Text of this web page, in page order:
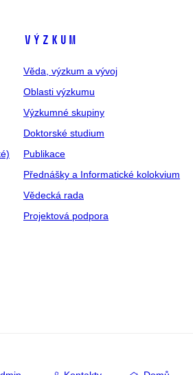
VÝZKUM
Věda, výzkum a vývoj
Oblasti výzkumu
Výzkumné skupiny
Doktorské studium
Publikace
Přednášky a Informatické kolokvium
Vědecká rada
Projektová podpora